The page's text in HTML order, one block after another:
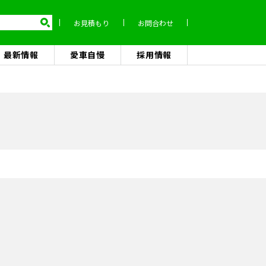
お見積もり お問合わせ
最新情報 愛車自慢 採用情報